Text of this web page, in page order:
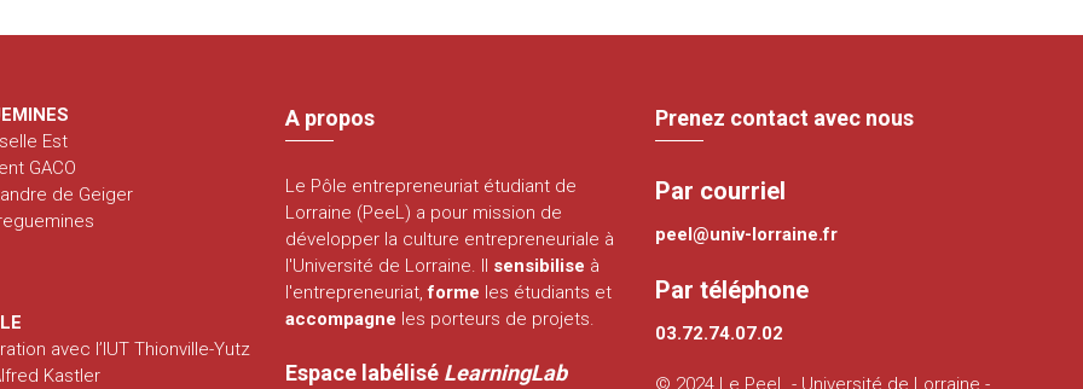
Est
GACO
de Geiger
avec l’IUT Thionville-Yutz
Kastler
A propos
Le Pôle entrepreneuriat étudiant de
Lorraine (PeeL) a pour mission de
développer la culture entrepreneuriale à
l'Université de Lorraine. Il sensibilise à
l'entrepreneuriat,forme les étudiants et
accompagne les porteurs de projets.
Espace labélisé LearningLab
Prenez contact avec nous
Par courriel
peel@univ-lorraine.fr
Par téléphone
03.72.74.07.02
© 2024 Le PeeL - Université de Lorraine -